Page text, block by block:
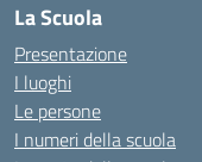
La Scuola
Presentazione
I luoghi
Le persone
I numeri della scuola